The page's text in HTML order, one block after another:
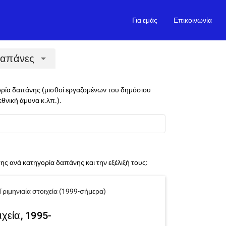
Για εμάς Επικοινωνία
arrow_drop_down
δαπάνης (μισθοί εργαζομένων του δημόσιου
άμυνα κ.λπ.).
κατηγορία δαπάνης και την εξέλιξή τους:
1995-
στοιχεία (1999-σήμερα)